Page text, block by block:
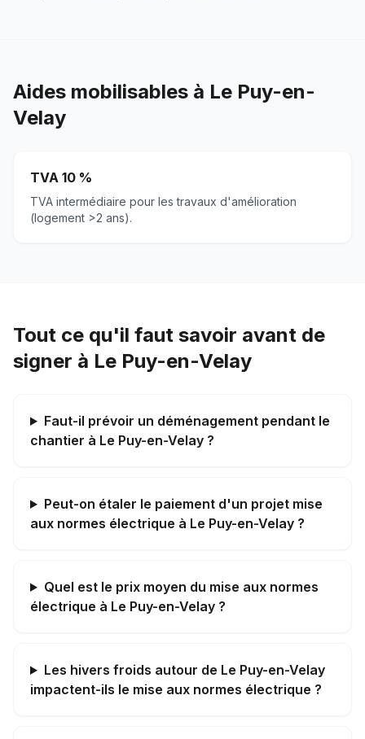
Aides mobilisables à Le Puy-en-
Velay
TVA 10 %
TVA intermédiaire pour les travaux d'amélioration
(logement >2 ans).
Tout ce qu'il faut savoir avant de
signer à Le Puy-en-Velay
Faut-il prévoir un déménagement pendant le
chantier à Le Puy-en-Velay ?
Peut-on étaler le paiement d'un projet mise
aux normes électrique à Le Puy-en-Velay ?
Quel est le prix moyen du mise aux normes
électrique à Le Puy-en-Velay ?
Les hivers froids autour de Le Puy-en-Velay
impactent-ils le mise aux normes électrique ?